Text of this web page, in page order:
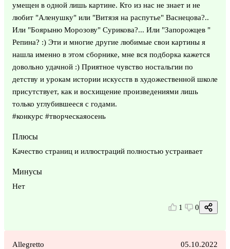
умещен в одной лишь картине. Кто из нас не знает и не
любит "Аленушку" или "Витязя на распутье" Васнецова?..
Или "Боярыню Морозову" Сурикова?... Или "Запорожцев "
Репина? :) Эти и многие другие любимые свои картины я
нашла именно в этом сборнике, мне вся подборка кажется
довольно удачной :) Приятное чувство ностальгии по
детству и урокам истории искусств в художественной школе
присутствует, как и восхищение произведениями лишь
только углубившееся с годами.
#конкурс #творческаяосень
Плюсы
Качество страниц и иллюстраций полностью устраивает
Минусы
Нет
1 0
Allegretto 05.10.2022